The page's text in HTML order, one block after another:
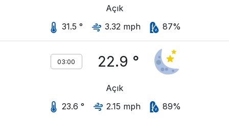
Açık
31.5 °
3.32 mph 87%
03:00 22.9 °
Açık
23.6 °
2.15 mph 89%